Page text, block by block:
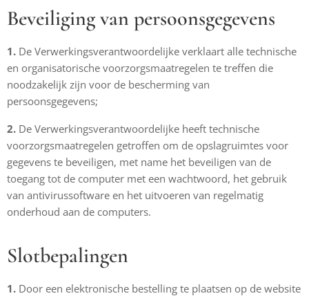
Beveiliging van persoonsgegevens
1. De Verwerkingsverantwoordelijke verklaart alle technische
en organisatorische voorzorgsmaatregelen te treffen die
noodzakelijk zijn voor de bescherming van
persoonsgegevens;
2. De Verwerkingsverantwoordelijke heeft technische
voorzorgsmaatregelen getroffen om de opslagruimtes voor
gegevens te beveiligen, met name het beveiligen van de
toegang tot de computer met een wachtwoord, het gebruik
van antivirussoftware en het uitvoeren van regelmatig
onderhoud aan de computers.
Slotbepalingen
1. Door een elektronische bestelling te plaatsen op de website